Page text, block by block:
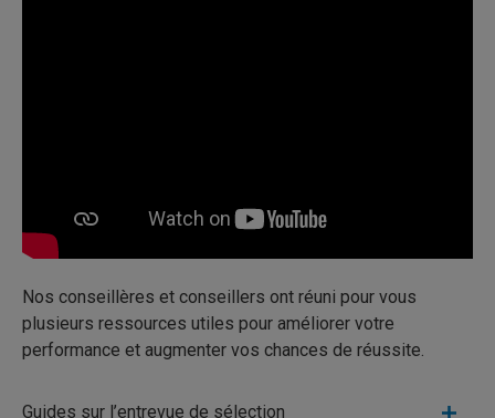
Nos conseillères et conseillers ont réuni pour vous
plusieurs ressources utiles pour améliorer votre
performance et augmenter vos chances de réussite.
Guides sur l’entrevue de sélection